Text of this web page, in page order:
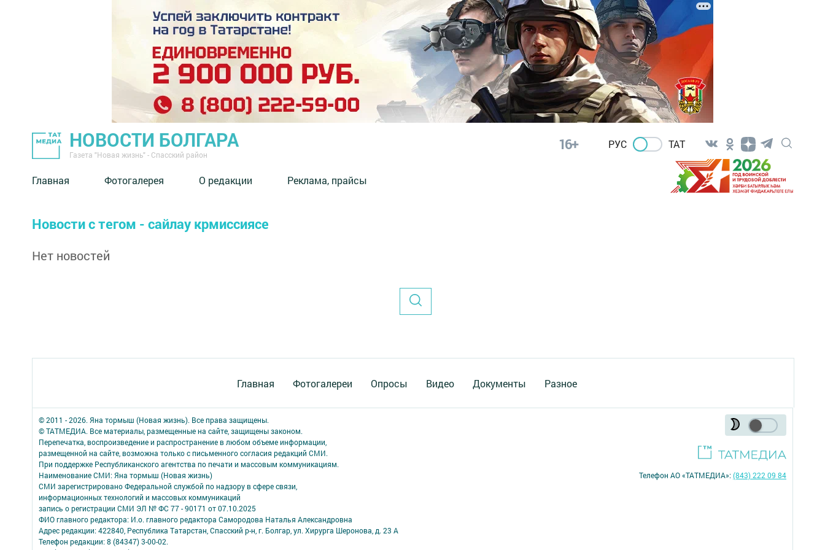
НОВОСТИ БОЛГАРА
Газета "Новая жизнь" - Спасский район
16+ РУС ТАТ
Главная Фотогалерея О редакции Реклама, прайсы
Новости с тегом - сайлау крмиссиясе
Нет новостей
Главная Фотогалереи Опросы Видео Документы Разное
© 2011 - 2026. Яна тормыш (Новая жизнь). Все права защищены.
© ТАТМЕДИА. Все материалы, размещенные на сайте, защищены законом.
Перепечатка, воспроизведение и распространение в любом объеме информации,
размещенной на сайте, возможна только с письменного согласия редакций СМИ.
При поддержке Республиканского агентства по печати и массовым коммуникациям.
Наименование СМИ: Яна тормыш (Новая жизнь)
СМИ зарегистрировано Федеральной службой по надзору в сфере связи,
информационных технологий и массовых коммуникаций
запись о регистрации СМИ ЭЛ № ФС 77 - 90171 от 07.10.2025
ФИО главного редактора: И.о. главного редактора Самородова Наталья Александровна
Адрес редакции: 422840, Республика Татарстан, Спасский р-н, г. Болгар, ул. Хирурга Шеронова, д. 23 А
Телефон редакции: 8 (84347) 3-00-02.
Телефон АО «ТАТМЕДИА»:(843) 222 09 84